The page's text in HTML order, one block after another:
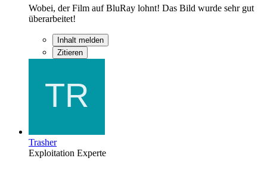
Wobei, der Film auf BluRay lohnt! Das Bild wurde sehr gut
überarbeitet!
Inhalt melden
Zitieren
Trasher
Exploitation Experte